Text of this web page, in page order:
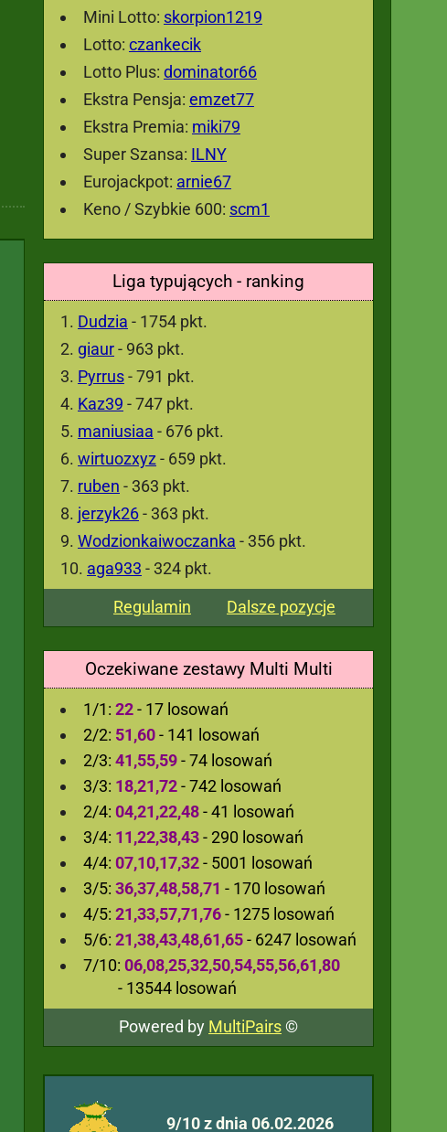
Mini Lotto: skorpion1219
Lotto: czankecik
Lotto Plus: dominator66
Ekstra Pensja: emzet77
Ekstra Premia: miki79
Super Szansa: ILNY
Eurojackpot: arnie67
Keno / Szybkie 600: scm1
Liga typujących - ranking
Dudzia - 1754 pkt.
giaur- 963 pkt.
Pyrrus- 791 pkt.
Kaz39 - 747 pkt.
maniusiaa - 676 pkt.
wirtuozxyz - 659 pkt.
ruben - 363 pkt.
jerzyk26- 363 pkt.
Wodzionkaiwoczanka - 356 pkt.
aga933 - 324 pkt.
Regulamin
Dalsze pozycje
Oczekiwane zestawy Multi Multi
1/1: 22- 17 losowań
2/2: 51,60- 141 losowań
2/3: 41,55,59- 74 losowań
3/3: 18,21,72- 742 losowań
2/4: 04,21,22,48- 41 losowań
3/4: 11,22,38,43- 290 losowań
4/4: 07,10,17,32- 5001 losowań
3/5: 36,37,48,58,71 - 170 losowań
4/5: 21,33,57,71,76- 1275 losowań
5/6: 21,38,43,48,61,65- 6247 losowań
7/10: 06,08,25,32,50,54,55,56,61,80
- 13544 losowań
Powered by MultiPairs©
9/10 z dnia 06.02.2026